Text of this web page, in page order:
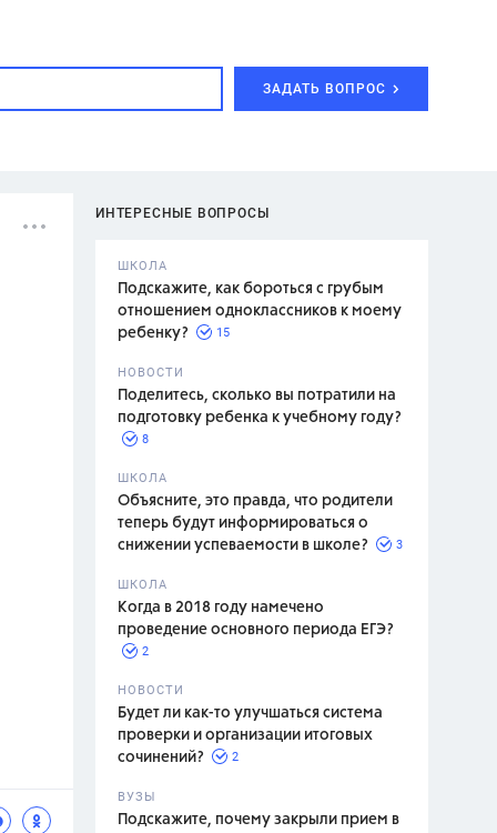
ЗАДАТЬ ВОПРОС
ИНТЕРЕСНЫЕ ВОПРОСЫ
ШКОЛА
Подскажите, как бороться с грубым
отношением одноклассников к моему
ребенку?
15
НОВОСТИ
Поделитесь, сколько вы потратили на
подготовку ребенка к учебному году?
8
ШКОЛА
Объясните, это правда, что родители
теперь будут информироваться о
снижении успеваемости в школе?
3
ШКОЛА
Когда в 2018 году намечено
проведение основного периода ЕГЭ?
2
НОВОСТИ
Будет ли как-то улучшаться система
проверки и организации итоговых
сочинений?
2
ВУЗЫ
Подскажите, почему закрыли прием в